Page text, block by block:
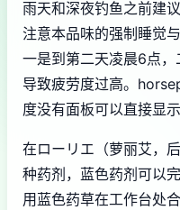
雨天和深夜钓鱼之前建
注意本品味的强制睡觉
一是到第二天凌晨6点
导致疲劳度过高。
度没有面板可以直接显
在ローリエ（萝丽艾，
种药剂，蓝色药剂可以
用蓝色药草在工作台处